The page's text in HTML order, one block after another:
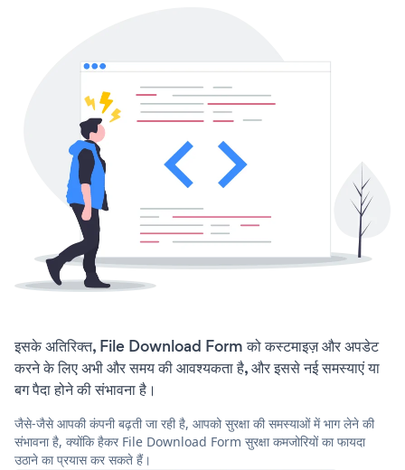
इसके अतिरिक्त, File Download Form को कस्टमाइज़ और अपडेट
करने के लिए अभी और समय की आवश्यकता है, और इससे नई समस्याएं या
बग पैदा होने की संभावना है।
जैसे-जैसे आपकी कंपनी बढ़ती जा रही है, आपको सुरक्षा की समस्याओं में भाग लेने की
संभावना है, क्योंकि हैकर File Download Form सुरक्षा कमजोरियों का फायदा
उठाने का प्रयास कर सकते हैं।